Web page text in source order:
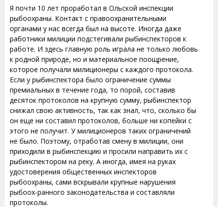
Я почти 10 лет проработал в Ольской инспекции
рыбоохраны. Контакт с правоохранительными
органами у нас всегда был на высоте. Иногда даже
работники милиции подстегивали рыбинспекторов к
работе. И здесь главную роль играла не только любовь
к родной природе, но и материальное поощрение,
которое получали милиционеры с каждого протокола.
Если у рыбинспектора было ограничение суммы
премиальных в течение года, то порой, составив
десяток протоколов на крупную сумму, рыбинспектор
снижал свою активность, так как знал, что, сколько бы
он еще ни составил протоколов, больше ни копейки с
этого не получит. У милиционеров таких ограничений
не было. Поэтому, отработав смену в милиции, они
приходили в рыбинспекцию и просили направить их с
рыбинспектором на реку. А иногда, имея на руках
удостоверения общественных инспекторов
рыбоохраны, сами вскрывали крупные нарушения
рыбоох-ранного законодательства и составляли
протоколы.